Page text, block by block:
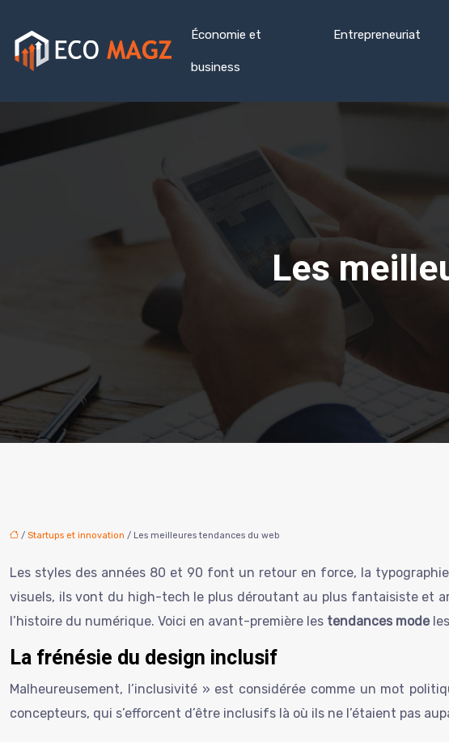
Économie et
business
Entrepreneuriat
Les
/ Startups et innovation / Les meilleures tendances du web
Les styles des années 80 et 90 font un retour en force, la
visuels, ils vont du high-tech le plus déroutant au plus fantaisiste et
l’histoire du numérique. Voici en avant-première les tendances mode
La frénésie du design inclusif
Malheureusement, l’inclusivité » est considérée comme un mot
concepteurs, qui s’efforcent d’être inclusifs là où ils ne l’étaient pas